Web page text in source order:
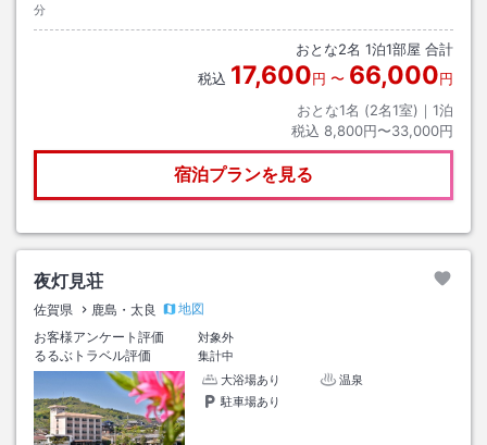
分
おとな2名 1泊1部屋 合計
税込 17,600円 〜 66,000円
おとな1名 (2名1室)｜ 1泊
税込 8,800円〜33,000円
宿泊プランを見る
夜灯見荘
佐賀県 鹿島・太良
地図
お客様アンケート評価
対象外
るるぶトラベル評価
集計中
大浴場あり
温泉
駐車場あり